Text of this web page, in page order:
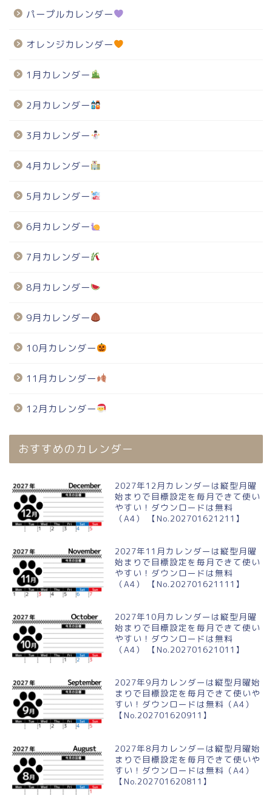
パープルカレンダー
オレンジカレンダー
1月カレンダー
2月カレンダー
3月カレンダー
4月カレンダー
5月カレンダー
6月カレンダー
7月カレンダー
8月カレンダー
9月カレンダー
10月カレンダー
11月カレンダー
12月カレンダー
おすすめのカレンダー
2027年12月カレンダーは縦型月曜
始まりで目標設定を毎月できて使い
やすい！ダウンロードは無料
（A4） 【No.202701621211】
2027年11月カレンダーは縦型月曜
始まりで目標設定を毎月できて使い
やすい！ダウンロードは無料
（A4） 【No.202701621111】
2027年10月カレンダーは縦型月曜
始まりで目標設定を毎月できて使い
やすい！ダウンロードは無料
（A4） 【No.202701621011】
2027年9月カレンダーは縦型月曜始
まりで目標設定を毎月できて使いや
すい！ダウンロードは無料（A4）
【No.202701620911】
2027年8月カレンダーは縦型月曜始
まりで目標設定を毎月できて使いや
すい！ダウンロードは無料（A4）
【No.202701620811】